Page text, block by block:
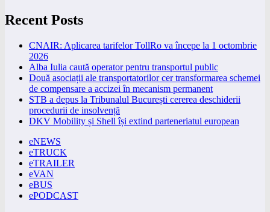
Recent Posts
CNAIR: Aplicarea tarifelor TollRo va începe la 1 octombrie
2026
Alba Iulia caută operator pentru transportul public
Două asociații ale transportatorilor cer transformarea schemei
de compensare a accizei în mecanism permanent
STB a depus la Tribunalul București cererea deschiderii
procedurii de insolvență
DKV Mobility și Shell își extind parteneriatul european
eNEWS
eTRUCK
eTRAILER
eVAN
eBUS
ePODCAST